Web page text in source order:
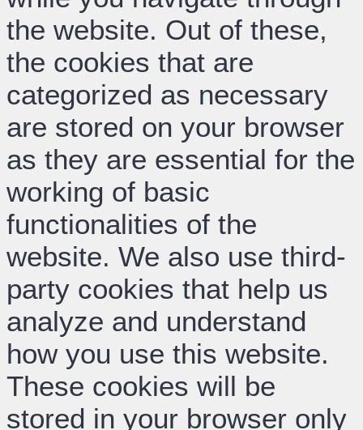
the website. Out of these,
the cookies that are
categorized as necessary
are stored on your browser
as they are essential for the
working of basic
functionalities of the
website. We also use third-
party cookies that help us
analyze and understand
how you use this website.
These cookies will be
stored in your browser only